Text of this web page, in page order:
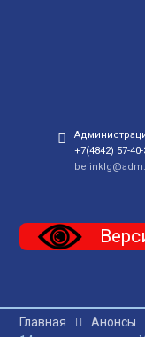
+7(4842) 57-40-
Главная Анонсы